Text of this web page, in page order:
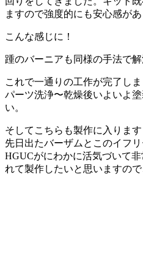
ますので強度的にも安心感があ
こんな感じに！
踵のバーニアも同様の手法で解
これで一通りの工作が完了しま
パーツ洗浄〜乾燥後いよいよ
い。
そしてこちらも製作に入ります
先日出たバーザムとこのイフ
HGUCがにわかに活気づいて
れて製作したいと思いますの